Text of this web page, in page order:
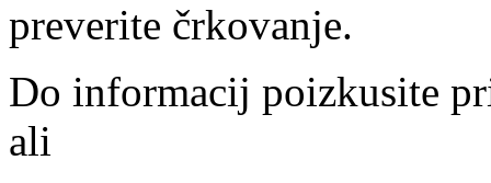
preverite črkovanje.
Do informacij poizkusite
ali